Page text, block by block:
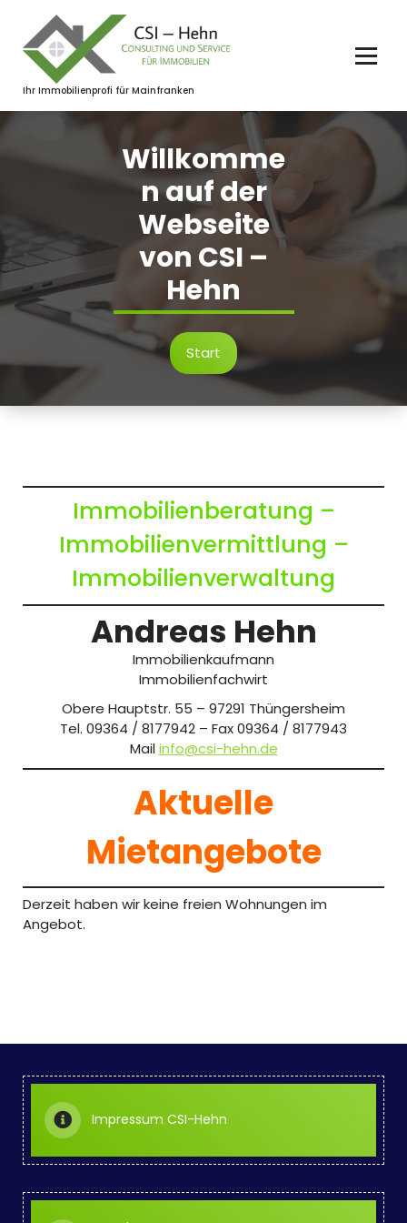
springen
Ihr Immobilienprofi für Mainfranken
Willkomme
n auf der
Webseite
von CSI –
Hehn
Start
Immobilienberatung –
Immobilienvermittlung –
Immobilienverwaltung
Andreas Hehn
Immobilienkaufmann
Immobilienfachwirt
Obere Hauptstr. 55 – 97291 Thüngersheim
Tel. 09364 / 8177942 – Fax 09364 / 8177943
Mailinfo@csi-hehn.de
Aktuelle
Mietangebote
Derzeit haben wir keine freien Wohnungen im
Angebot.
Impressum CSI-Hehn